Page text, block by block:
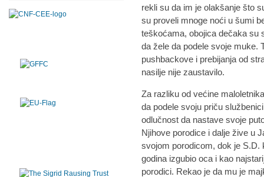
rekli su da im je olakšanje što
su proveli mnoge noći u šumi
teškoćama, obojica dečaka su
da žele da podele svoje muke.
pushbackove i prebijanja od
nasilje nije zaustavilo.
Za razliku od većine
da podele svoju priču
odlučnost da nastave svoje
Njihove porodice i dalje žive u
svojom porodicom, dok je S.D.
godina izgubio oca i kao
porodici. Rekao je da mu je